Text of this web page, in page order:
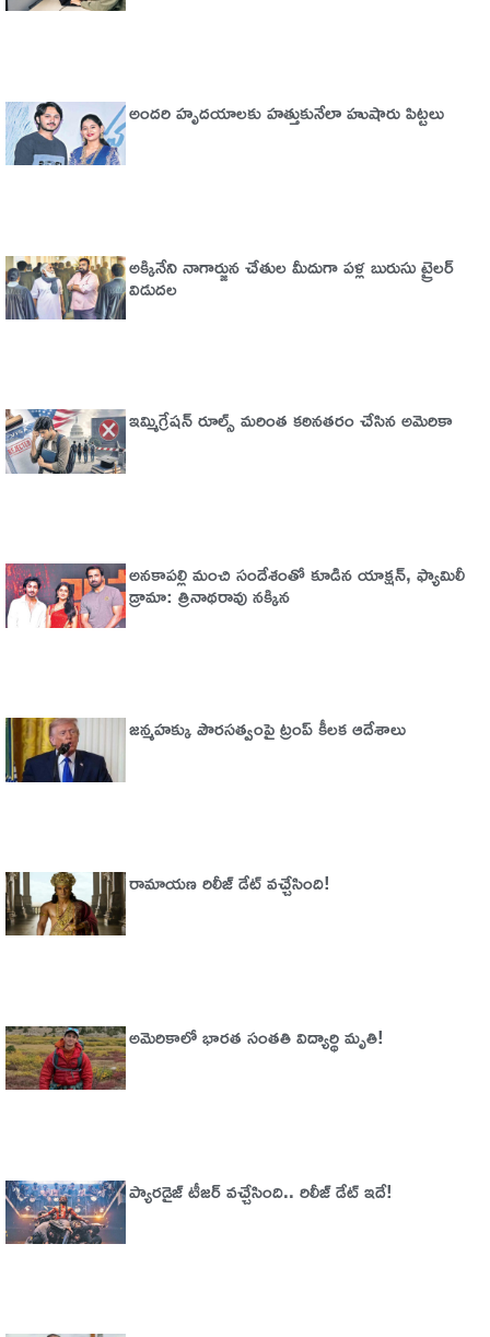
అందరి హృదయాలకు హత్తుకునేలా హుషారు పిట్టలు
అక్కినేని నాగార్జున చేతుల మీదుగా పళ్ల బురుసు ట్రైలర్‌
విడుదల
ఇమ్మిగ్రేషన్‌ రూల్స్‌ మరింత కఠినతరం చేసిన అమెరికా
అనకాపల్లి మంచి సందేశంతో కూడిన యాక్షన్, ఫ్యామిలీ
డ్రామా: త్రినాథరావు నక్కిన
జన్మహక్కు పౌరసత్వంపై ట్రంప్ కీలక ఆదేశాలు
రామాయణ రిలీజ్ డేట్ వచ్చేసింది!
అమెరికాలో భార‌త సంత‌తి విద్యార్థి మృతి!
ప్యారడైజ్‌ టీజర్‌ వచ్చేసింది.. రిలీజ్‌ డేట్‌ ఇదే!